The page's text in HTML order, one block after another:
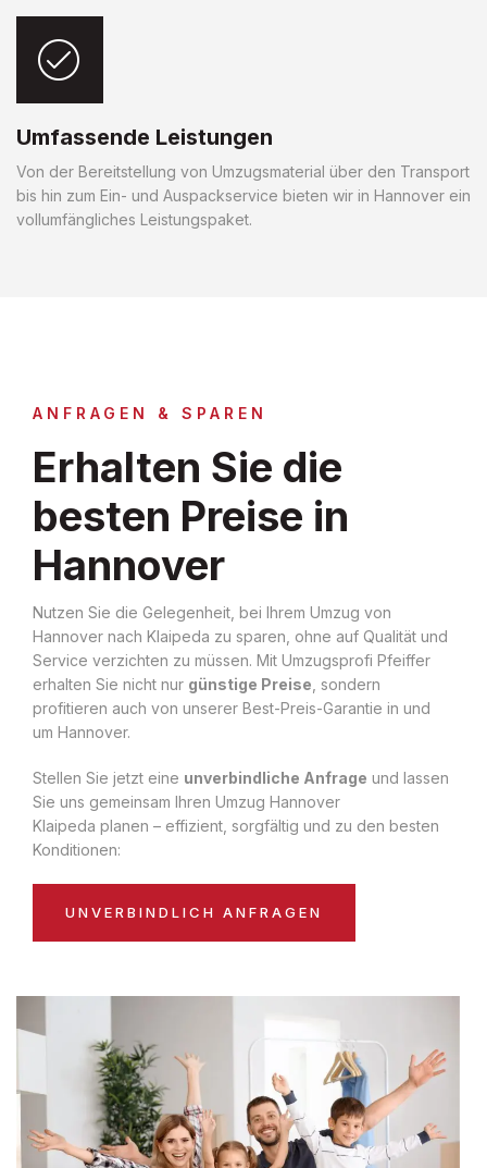
Umfassende Leistungen
Von der Bereitstellung von Umzugsmaterial über den Transport
bis hin zum Ein- und Auspackservice bieten wir in Hannover ein
vollumfängliches Leistungspaket.
ANFRAGEN & SPAREN
Erhalten Sie die
besten Preise in
Hannover
Nutzen Sie die Gelegenheit, bei Ihrem Umzug von
Hannover nach Klaipeda zu sparen, ohne auf Qualität und
Service verzichten zu müssen. Mit Umzugsprofi Pfeiffer
erhalten Sie nicht nur günstige Preise , sondern
profitieren auch von unserer Best-Preis-Garantie in und
um Hannover.
Stellen Sie jetzt eine unverbindliche Anfrage und lassen
Sie uns gemeinsam Ihren Umzug Hannover
Klaipeda planen – effizient, sorgfältig und zu den besten
Konditionen:
UNVERBINDLICH ANFRAGEN